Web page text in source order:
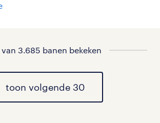
3.685 banen bekeken
toon volgende 30